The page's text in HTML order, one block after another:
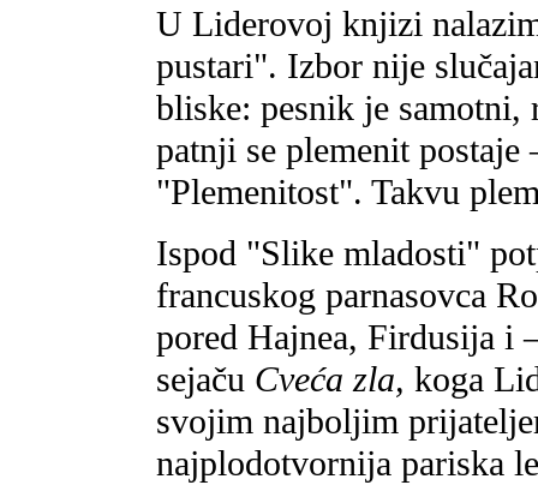
U Liderovoj knjizi
pustari". Izbor nije
bliske: pesnik je
patnji se plemenit
"Plemenitost". Takvu
Ispod "Slike mladosti"
francuskog parnasovca
pored Hajnea, Firdusija i
sejaču Cveća zla, koga
svojim najboljim
najplodotvornija pariska